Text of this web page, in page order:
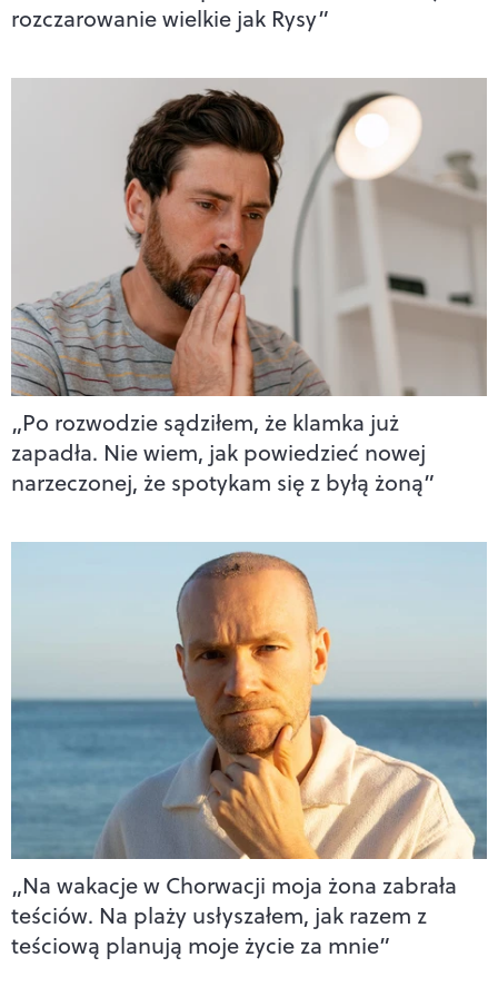
rozczarowanie wielkie jak Rysy”
„Po rozwodzie sądziłem, że klamka już
zapadła. Nie wiem, jak powiedzieć nowej
narzeczonej, że spotykam się z byłą żoną”
„Na wakacje w Chorwacji moja żona zabrała
teściów. Na plaży usłyszałem, jak razem z
teściową planują moje życie za mnie”